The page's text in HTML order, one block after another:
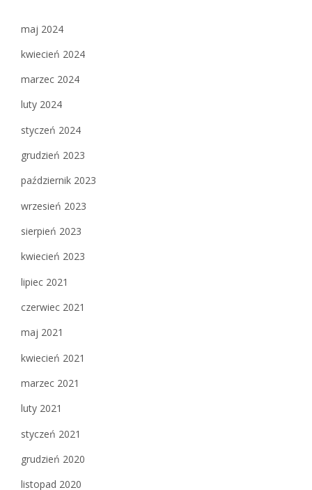
maj 2024
kwiecień 2024
marzec 2024
luty 2024
styczeń 2024
grudzień 2023
październik 2023
wrzesień 2023
sierpień 2023
kwiecień 2023
lipiec 2021
czerwiec 2021
maj 2021
kwiecień 2021
marzec 2021
luty 2021
styczeń 2021
grudzień 2020
listopad 2020